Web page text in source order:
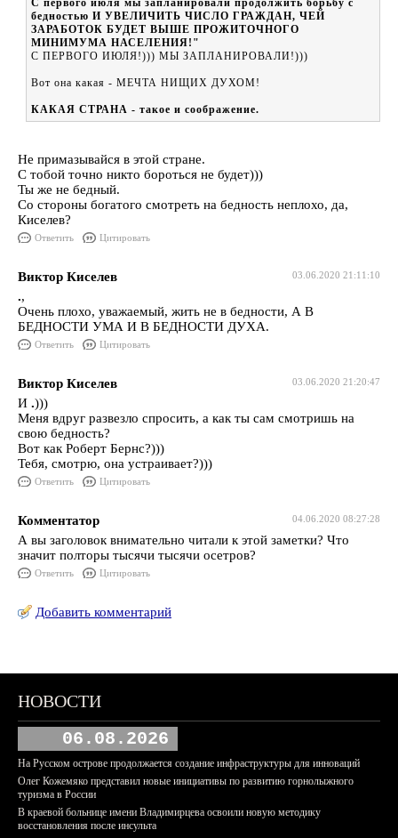
С первого июля мы запланировали продолжить борьбу с
бедностью И УВЕЛИЧИТЬ ЧИСЛО ГРАЖДАН, ЧЕЙ
ЗАРАБОТОК БУДЕТ ВЫШЕ ПРОЖИТОЧНОГО
МИНИМУМА НАСЕЛЕНИЯ!"
С ПЕРВОГО ИЮЛЯ!))) МЫ ЗАПЛАНИРОВАЛИ!)))
Вот она какая - МЕЧТА НИЩИХ ДУХОМ!
КАКАЯ СТРАНА - такое и соображение.
Не примазывайся в этой стране.
С тобой точно никто бороться не будет)))
Ты же не бедный.
Со стороны богатого смотреть на бедность неплохо, да,
Киселев?
Ответить Цитировать
03.06.2020 21:11:10
Виктор Киселев
.,
Очень плохо, уважаемый, жить не в бедности, А В
БЕДНОСТИ УМА И В БЕДНОСТИ ДУХА.
Ответить Цитировать
03.06.2020 21:20:47
Виктор Киселев
И .)))
Меня вдруг развезло спросить, а как ты сам смотришь на
свою бедность?
Вот как Роберт Бернс?)))
Тебя, смотрю, она устраивает?)))
Ответить Цитировать
04.06.2020 08:27:28
Комментатор
А вы заголовок внимательно читали к этой заметки? Что
значит полторы тысячи тысячи осетров?
Ответить Цитировать
Добавить комментарий
НОВОСТИ
06.08.2026
На Русском острове продолжается создание инфраструктуры для инноваций
Олег Кожемяко представил новые инициативы по развитию горнолыжного
туризма в России
В краевой больнице имени Владимирцева освоили новую методику
восстановления после инсульта